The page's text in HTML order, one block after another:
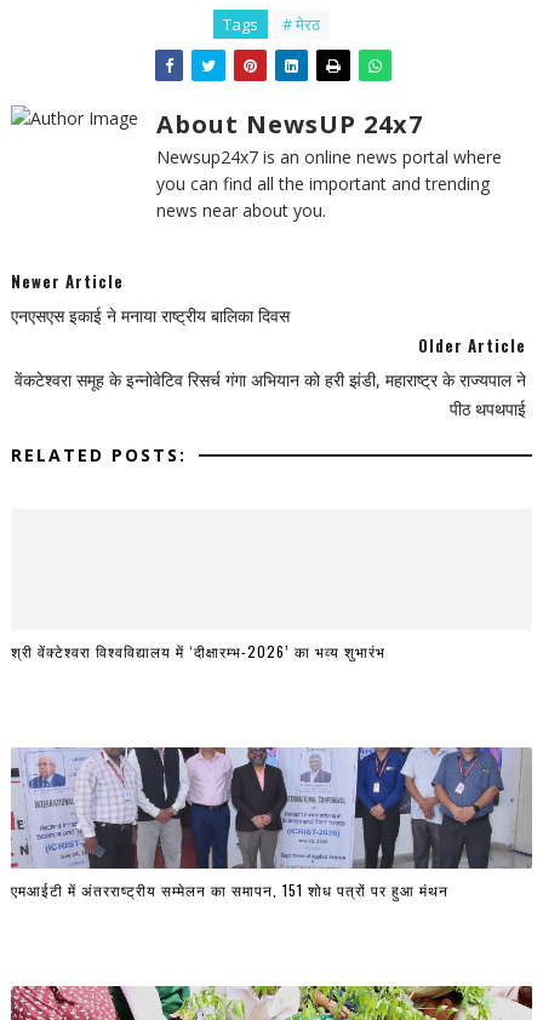
Tags # मेरठ
About NewsUP 24x7
Newsup24x7 is an online news portal where
you can find all the important and trending
news near about you.
Newer Article
एनएसएस इकाई ने मनाया राष्ट्रीय बालिका दिवस
Older Article
वेंकटेश्वरा समूह के इन्नोवेटिव रिसर्च गंगा अभियान को हरी झंडी, महाराष्ट्र के राज्यपाल ने
पीठ थपथपाई
RELATED POSTS:
श्री वेंक्टेश्वरा विश्वविद्यालय में ‘दीक्षारम्भ-2026’ का भव्य शुभारंभ
एमआईटी में अंतरराष्ट्रीय सम्मेलन का समापन, 151 शोध पत्रों पर हुआ मंथन